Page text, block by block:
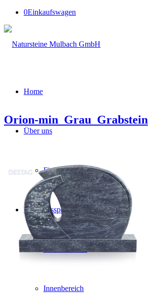
0Einkaufswagen
Home
Über uns
Firmengeschichte
Leistungsspektrum
Außenbereich
Innenbereich
Orion-min_Grau_Grabstein